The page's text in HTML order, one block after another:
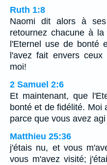
Ruth 1:8
Naomi dit alors à
retournez chacune à
l'Eternel use de bonté
l'avez fait envers
moi!
2 Samuel 2:6
Et maintenant, que
bonté et de fidélité. Moi
parce que vous avez
Matthieu 25:36
j'étais nu, et vous
vous m'avez visité;